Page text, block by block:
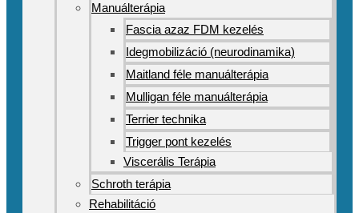
Manuálterápia
Fascia azaz FDM kezelés
Idegmobilizáció (neurodinamika)
Maitland féle manuálterápia
Mulligan féle manuálterápia
Terrier technika
Trigger pont kezelés
Viscerális Terápia
Schroth terápia
Rehabilitáció